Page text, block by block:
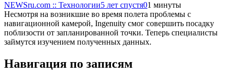
NEWSru.com :: Технологии5 лет спустя01 минуты
Несмотря на возникшие во время полета проблемы с
навигационной камерой, Ingenuity смог совершить посадку
поблизости от запланированной точки. Теперь специалисты
займутся изучением полученных данных.
Навигация по записям